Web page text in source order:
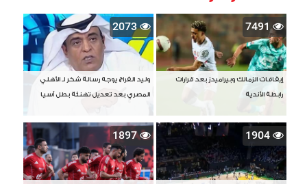
7491
إيقافات الزمالك وبيراميدز بعد قرارات
رابطة الأندية
2073
وليد الفراج يوجه رسالة شكر لـ الأهلي
المصري بعد تعديل تهنئة بطل آسيا
1904
1897